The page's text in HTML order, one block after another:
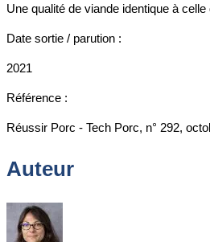
Une qualité de viande identique à
Date sortie / parution :
2021
Référence :
Réussir Porc - Tech Porc, n° 292,
Auteur